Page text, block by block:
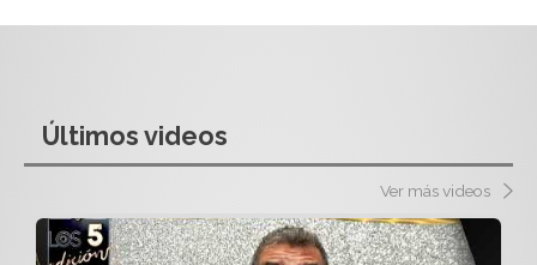
Últimos videos
Ver más videos